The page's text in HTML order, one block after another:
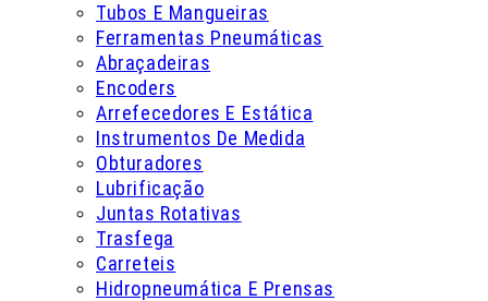
Tubos E Mangueiras
Ferramentas Pneumáticas
Abraçadeiras
Encoders
Arrefecedores E Estática
Instrumentos De Medida
Obturadores
Lubrificação
Juntas Rotativas
Trasfega
Carreteis
Hidropneumática E Prensas